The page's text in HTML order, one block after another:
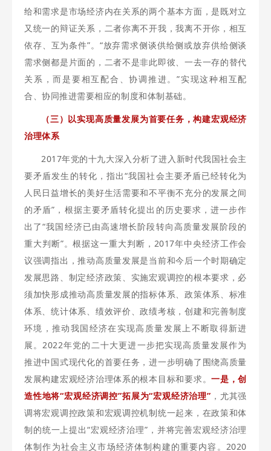
给和需求是市场经济内在关系的两个基本方面，是既对立
又统一的辩证关系，二者你离不开我，我离不开你，相互
依存、互为条件”。“放弃需求侧谈供给侧或放弃供给侧谈
需求侧都是片面的，二者不是非此即彼、一去一存的替代
关系，而是要相互配合、协调推进。”实现这种相互配
合、协同推进需要相应的制度和体制基础。
（三）以实现高质量发展为首要任务，构建宏观经济
治理体系
2017年党的十九大深入分析了进入新时代我国社会主
要矛盾发生的转化，指出“我国社会主要矛盾已经转化为
人民日益增长的美好生活需要和不平衡不充分的发展之间
的矛盾”，根据主要矛盾转化提出的历史要求，进一步作
出了“我国经济已由高速增长阶段转向高质量发展阶段的
重大判断”。根据这一重大判断，2017年中央经济工作会
议强调指出，推动高质量发展是当前和今后一个时期确定
发展思路、制定经济政策、实施宏观调控的根本要求，必
须加快形成推动高质量发展的指标体系、政策体系、标准
体系、统计体系、绩效评价、政绩考核，创建和完善制度
环境，推动我国经济在实现高质量发展上不断取得新进
展。2022年党的二十大更进一步把实现高质量发展作为
推进中国式现代化的首要任务，进一步明确了围绕高质量
发展构建宏观经济治理体系的根本目标和要求。一是，创
造性地将“宏观经济调控”拓展为“宏观经济治理” ，尤其强
调将宏观调控政策和宏观调控机制统一起来，在政策和体
制的统一上提出“宏观经济治理”，并将完善宏观经济治理
体制作为社会主义市场经济体制构建的重要内容。2020